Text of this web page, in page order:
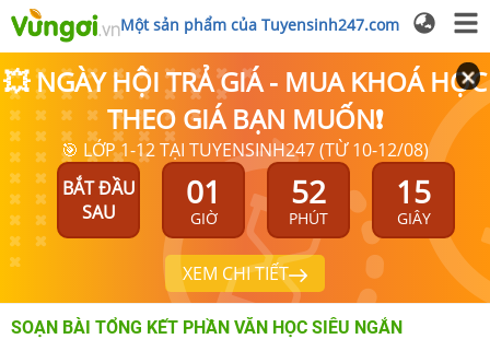
Một sản phẩm của Tuyensinh247.com
💥 NGÀY HỘI TRẢ GIÁ - MUA KHOÁ HỌC
THEO GIÁ BẠN MUỐN❗
🎯 LỚP 1-12 TẠI TUYENSINH247 (TỪ 10-12/08)
BẮT ĐẦU
SAU
01
GIỜ
52
PHÚT
15
GIÂY
XEM CHI TIẾT
SOẠN BÀI TỔNG KẾT PHẦN VĂN HỌC SIÊU NGẮN